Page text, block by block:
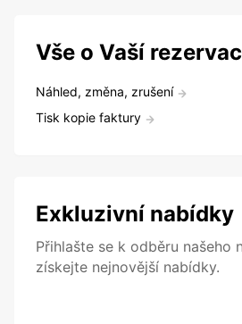
Vše o Vaší
Náhled, změna, zrušení
Tisk kopie faktury
Exkluzivní nabídky
Přihlašte se k odběru našeho
získejte nejnovější nabídky.